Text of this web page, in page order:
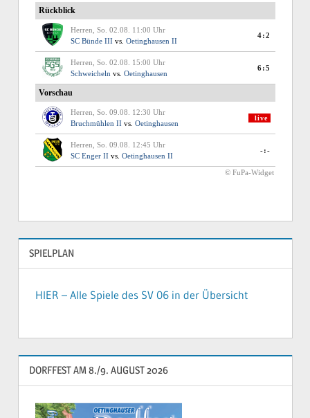
SPIELPLAN
HIER – Alle Spiele des SV 06 in der Übersicht
DORFFEST AM 8./9. AUGUST 2026